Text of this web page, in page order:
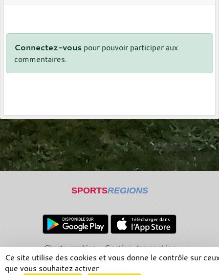
Connectez-vous pour pouvoir participer aux
commentaires.
SPORTSREGIONS
Charte cookies
Gestion des cookies
Informations légales
Signaler un contenu inapproprié
Ce site utilise des cookies et vous donne le contrôle sur
que vous souhaitez activer